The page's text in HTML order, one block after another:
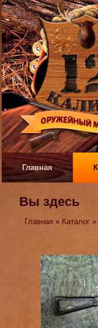
Главная
Вы здесь
Главная » Каталог